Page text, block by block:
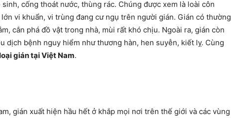
cống thoát nước, thùng rác. Chúng được xem là loài côn
vi khuẩn, vi trùng đang cư ngụ trên người gián. Gián có thường
cắn phá đồ vật trong nhà, mùi rất khó chịu. Ngoài ra, gián còn
dịch bệnh nguy hiểm như thương hàn, hen suyễn, kiết lỵ. Cùng
gián tại Việt Nam.
gián xuất hiện hầu hết ở khắp mọi nơi trên thế giới và các vùng